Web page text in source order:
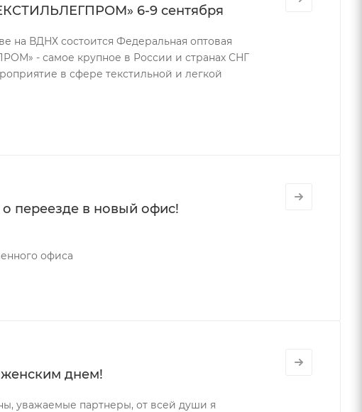
6-9 сентября
на ВДНХ состоится Федеральная оптовая
- самое крупное в России и странах СНГ
в сфере текстильной и легкой
переезде в новый офис!
офиса
днем!
уважаемые партнеры, от всей души я